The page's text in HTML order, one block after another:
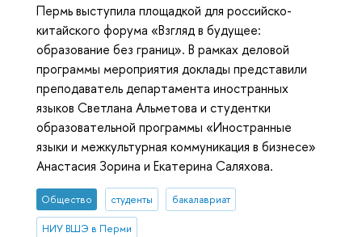
Пермь выступила площадкой для российско-
китайского форума «Взгляд в будущее:
образование без границ». В рамках деловой
программы мероприятия доклады представили
преподаватель департамента иностранных
языков Светлана Альметова и студентки
образовательной программы «Иностранные
языки и межкультурная коммуникация в бизнесе»
Анастасия Зорина и Екатерина Саляхова.
Общество студенты бакалавриат
НИУ ВШЭ в Перми